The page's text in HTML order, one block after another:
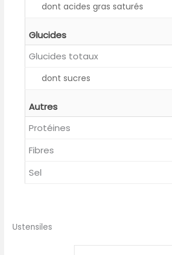
dont acides gras saturés
Glucides
Glucides totaux
dont sucres
Autres
Protéines
Fibres
Sel
Ustensiles